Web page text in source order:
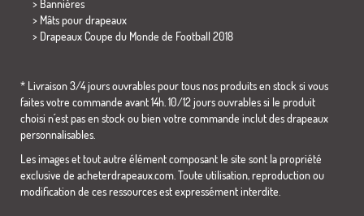
> Bannières
> Mâts pour drapeaux
> Drapeaux Coupe du Monde de Football 2018
* Livraison 3/4 jours ouvrables pour tous nos produits en stock si vous
faites votre commande avant 14h. 10/12 jours ouvrables si le produit
choisi n´est pas en stock ou bien votre commande inclut des drapeaux
personnalisables.
Les images et tout autre élément composant le site sont la propriété
exclusive de acheterdrapeaux.com. Toute utilisation, reproduction ou
modification de ces ressources est expressément interdite.